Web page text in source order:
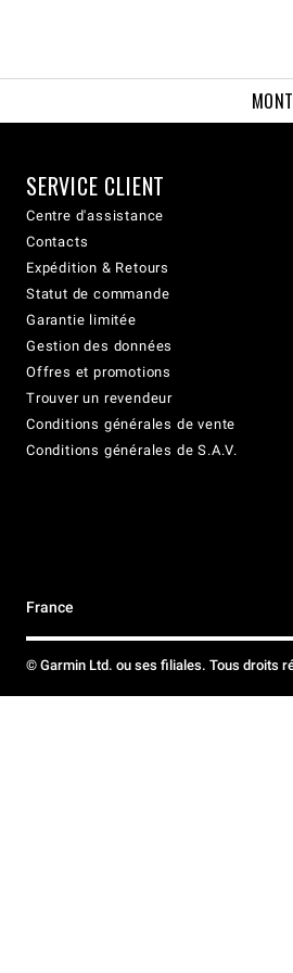
SERVICE CLIENT
Centre d'assistance
Contacts
Expédition & Retours
Statut de commande
Garantie limitée
Gestion des données
Offres et promotions
Trouver un revendeur
Conditions générales de vente
Conditions générales de S.A.V.
France
© Garmin Ltd. ou ses filiales. Tous droits